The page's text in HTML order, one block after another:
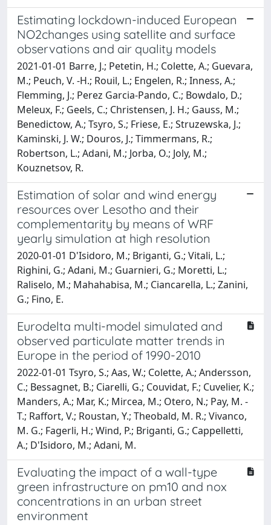
Estimating lockdown-induced European
NO2changes using satellite and surface
observations and air quality models
2021-01-01 Barre, J.; Petetin, H.; Colette, A.; Guevara,
M.; Peuch, V. -H.; Rouil, L.; Engelen, R.; Inness, A.;
Flemming, J.; Perez Garcia-Pando, C.; Bowdalo, D.;
Meleux, F.; Geels, C.; Christensen, J. H.; Gauss, M.;
Benedictow, A.; Tsyro, S.; Friese, E.; Struzewska, J.;
Kaminski, J. W.; Douros, J.; Timmermans, R.;
Robertson, L.; Adani, M.; Jorba, O.; Joly, M.;
Kouznetsov, R.
Estimation of solar and wind energy
resources over Lesotho and their
complementarity by means of WRF
yearly simulation at high resolution
2020-01-01 D'Isidoro, M.; Briganti, G.; Vitali, L.;
Righini, G.; Adani, M.; Guarnieri, G.; Moretti, L.;
Raliselo, M.; Mahahabisa, M.; Ciancarella, L.; Zanini,
G.; Fino, E.
Eurodelta multi-model simulated and
observed particulate matter trends in
Europe in the period of 1990-2010
2022-01-01 Tsyro, S.; Aas, W.; Colette, A.; Andersson,
C.; Bessagnet, B.; Ciarelli, G.; Couvidat, F.; Cuvelier, K.;
Manders, A.; Mar, K.; Mircea, M.; Otero, N.; Pay, M. -
T.; Raffort, V.; Roustan, Y.; Theobald, M. R.; Vivanco,
M. G.; Fagerli, H.; Wind, P.; Briganti, G.; Cappelletti,
A.; D'Isidoro, M.; Adani, M.
Evaluating the impact of a wall-type
green infrastructure on pm10 and nox
concentrations in an urban street
environment